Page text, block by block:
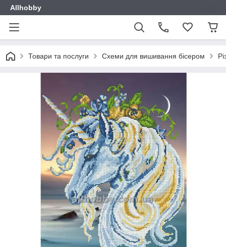
Allhobby
Товари та послуги Схеми для вишивання бісером